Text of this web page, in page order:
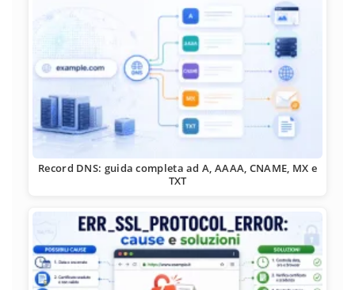
Record DNS: guida completa ad A, AAAA, CNAME, MX e
TXT